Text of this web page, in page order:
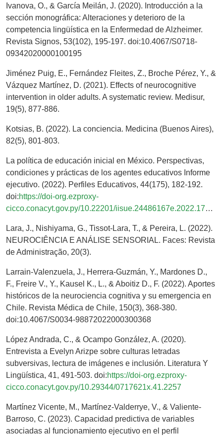
Ivanova, O., & García Meilán, J. (2020). Introducción a la
sección monográfica: Alteraciones y deterioro de la
competencia lingüística en la Enfermedad de Alzheimer.
Revista Signos, 53(102), 195-197. doi:10.4067/S0718-
09342020000100195
Jiménez Puig, E., Fernández Fleites, Z., Broche Pérez, Y., &
Vázquez Martínez, D. (2021). Effects of neurocognitive
intervention in older adults. A systematic review. Medisur,
19(5), 877-886.
Kotsias, B. (2022). La conciencia. Medicina (Buenos Aires),
82(5), 801-803.
La política de educación inicial en México. Perspectivas,
condiciones y prácticas de los agentes educativos Informe
ejecutivo. (2022). Perfiles Educativos, 44(175), 182-192.
doi:https://doi-org.ezproxy-
cicco.conacyt.gov.py/10.22201/iisue.24486167e.2022.175.61025
Lara, J., Nishiyama, G., Tissot-Lara, T., & Pereira, L. (2022).
NEUROCIÊNCIA E ANÁLISE SENSORIAL. Faces: Revista
de Administração, 20(3).
Larrain-Valenzuela, J., Herrera-Guzmán, Y., Mardones D.,
F., Freire V., Y., Kausel K., L., & Aboitiz D., F. (2022). Aportes
históricos de la neurociencia cognitiva y su emergencia en
Chile. Revista Médica de Chile, 150(3), 368-380.
doi:10.4067/S0034-98872022000300368
López Andrada, C., & Ocampo González, A. (2020).
Entrevista a Evelyn Arizpe sobre culturas letradas
subversivas, lectura de imágenes e inclusión. Literatura Y
Lingüística, 41, 491-503. doi:https://doi-org.ezproxy-
cicco.conacyt.gov.py/10.29344/0717621x.41.2257
Martínez Vicente, M., Martínez-Valderrye, V., & Valiente-
Barroso, C. (2023). Capacidad predictiva de variables
asociadas al funcionamiento ejecutivo en el perfil